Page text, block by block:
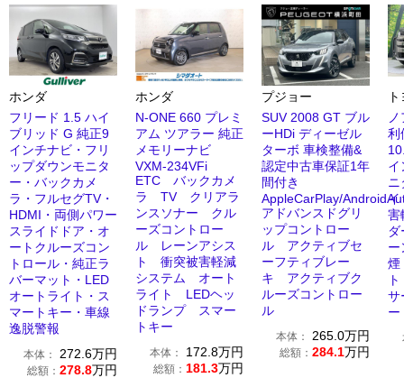
ホンダ
フリード 1.5 ハイ
ブリッド G 純正9
インチナビ・フリ
ップダウンモニタ
ー・バックカメ
ラ・フルセグTV・
HDMI・両側パワー
スライドドア・オ
ートクルーズコン
トロール・純正ラ
バーマット・LED
オートライト・ス
マートキー・車線
逸脱警報
本体： 272.6万円
総額： 278.8万円
ホンダ
N-ONE 660 プレミ
アム ツアラー 純正
メモリーナビ
VXM-234VFi
ETC バックカメ
ラ TV クリアラ
ンスソナー クル
ーズコントロー
ル レーンアシス
ト 衝突被害軽減
システム オート
ライト LEDヘッ
ドランプ スマー
トキー
本体： 172.8万円
総額： 181.3万円
プジョー
SUV 2008 GT ブル
ーHDi ディーゼル
ターボ 車検整備&
認定中古車保証1年
間付き
AppleCarPlay/
アドバンスドグリ
ップコントロー
ル アクティブセ
ーフティブレー
キ アクティブク
ルーズコントロー
ル
本体： 265.0万円
総額： 284.1万円
イ
イ
害
煙
サ